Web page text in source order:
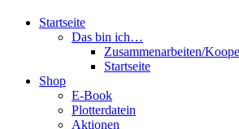
Startseite
Das bin ich…
Zusammenarbeiten/
Startseite
Shop
E-Book
Plotterdatein
Aktionen